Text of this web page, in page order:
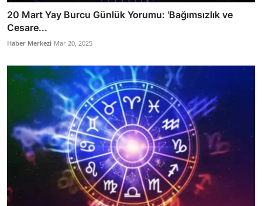
20 Mart Yay Burcu Günlük Yorumu: 'Bağımsızlık ve
Cesare...
Haber Merkezi Mar 20, 2025